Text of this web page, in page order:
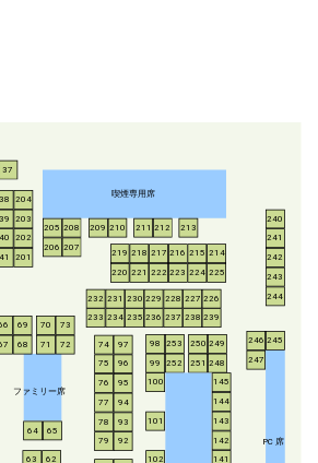
ファミリー席
喫煙専用席
PC 席
37
38
39
40
41
62
63
64 65
68
69
70
71
72
73
74
75
76
77
78
79
92
93
94
95
96
97
98
99
100
101
102 141
142
143
144
145
201
202
203
204
205
206 207
208 209 210 211 212 213
214
215
216
217
218
219
220 221 222 223 224 225
226
227
228
229
230
231
232
233 234 235 236 237 238 239
240
241
242
243
244
245
246
247
248
249
250
251
252
253